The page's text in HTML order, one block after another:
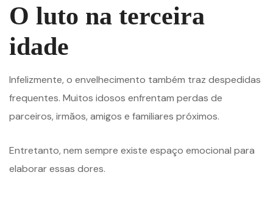
O luto na terceira
idade
Infelizmente, o envelhecimento também traz despedidas
frequentes. Muitos idosos enfrentam perdas de
parceiros, irmãos, amigos e familiares próximos.
Entretanto, nem sempre existe espaço emocional para
elaborar essas dores.